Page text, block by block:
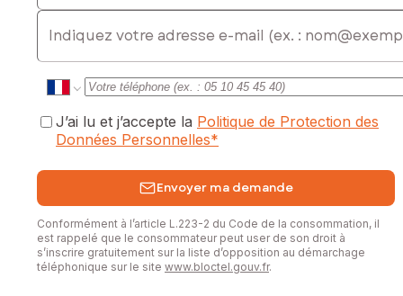
E-mail
J’ai lu et j’accepte la Politique de Protection des
Données Personnelles*
Envoyer ma demande
Conformément à l’article L.223-2 du Code de la consommation, il
est rappelé que le consommateur peut user de son droit à
s’inscrire gratuitement sur la liste d’opposition au démarchage
téléphonique sur le site www.bloctel.gouv.fr.